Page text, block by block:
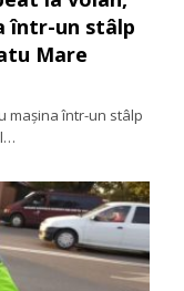
într-un stâlp
Mare
mașina într-un stâlp